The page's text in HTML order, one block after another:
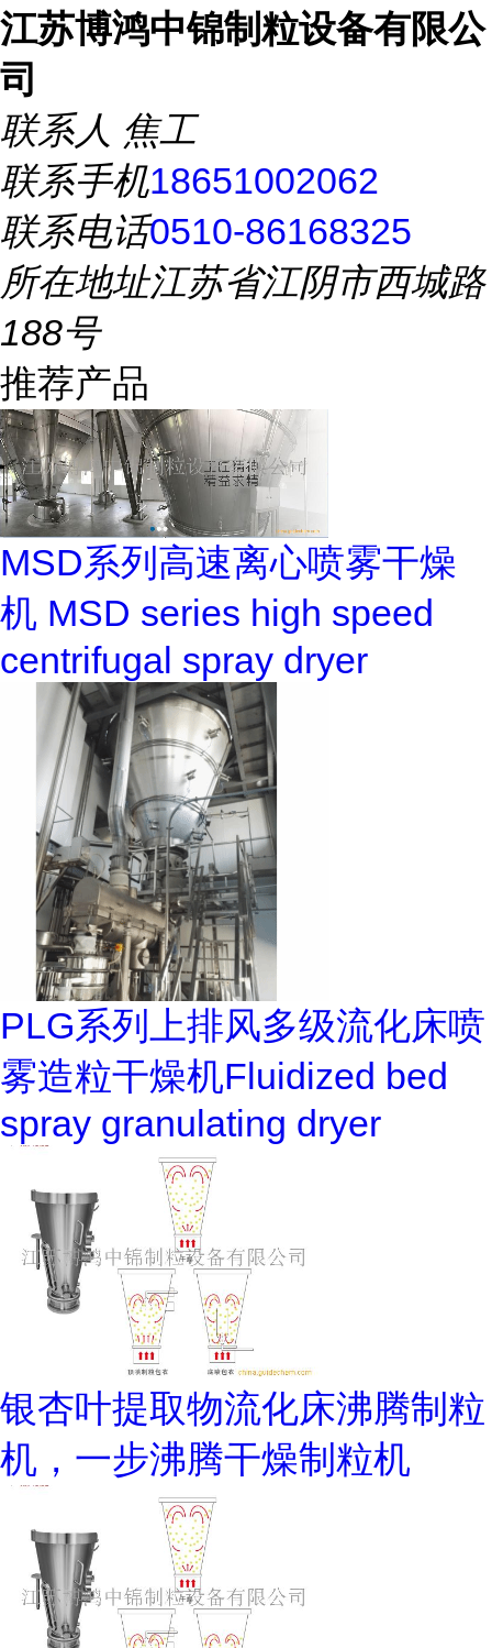
江苏博鸿中锦制粒设备有限公
司
联系人 焦工
联系手机18651002062
联系电话0510-86168325
所在地址江苏省江阴市西城路
188号
推荐产品
MSD系列高速离心喷雾干燥
机 MSD series high speed
centrifugal spray dryer
PLG系列上排风多级流化床喷
雾造粒干燥机Fluidized bed
spray granulating dryer
银杏叶提取物流化床沸腾制粒
机，一步沸腾干燥制粒机